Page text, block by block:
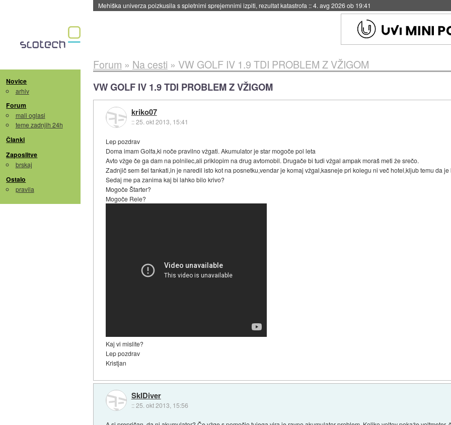
Evropska vesoljska agencija razvija svojo raketo za večkratno uporabo::4. avg 2026 ob 19:41
Novice
arhiv
Forum
mali oglasi
teme zadnjih 24h
Članki
Zaposlitve
brskaj
Ostalo
pravila
Forum » Na cesti » VW GOLF IV 1.9 TDI PROBLEM Z VŽIGOM
VW GOLF IV 1.9 TDI PROBLEM Z VŽIGOM
kriko07
::25. okt 2013, 15:41
Lep pozdrav
Doma imam Golfa,ki noče pravilno vžgati. Akumulator je star mogoče pol leta
Avto vžge če ga dam na polnilec,ali priklopim na drug avtomobil. Drugače bi tudi vžgal ampak moraš meti že srečo.
Zadnjič sem šel tankati,in je naredil isto kot na posnetku,vendar je komaj vžgal,kasneje pri kolegu ni več hotel,kljub temu da
Sedaj me pa zanima kaj bi lahko bilo krivo?
Mogoče Štarter?
Mogoče Rele?
Kaj vi mislite?
Lep pozdrav
Kristjan
SkIDiver
::25. okt 2013, 15:56